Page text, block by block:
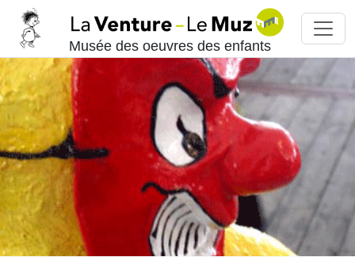
Musée des oeuvres des enfants